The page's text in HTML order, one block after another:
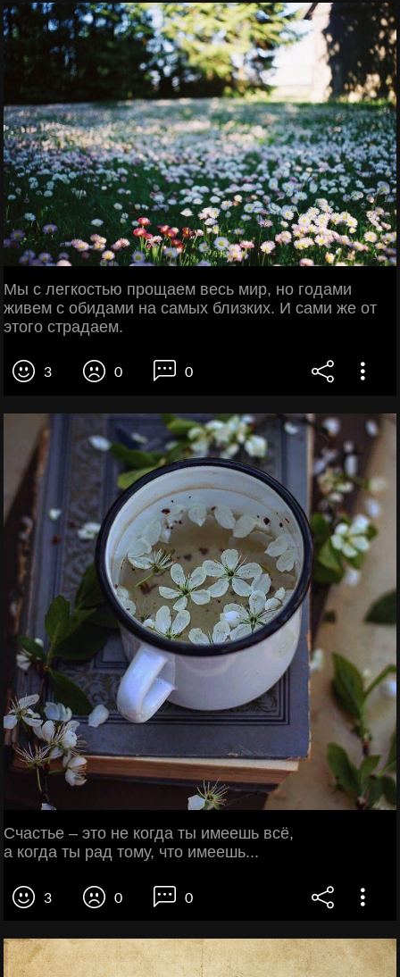
Мы с легкостью прощаем весь мир, но годами
живем с обидами на самых близких. И сами же от
этого страдаем.
3 0 0
Счастье – это не когда ты имеешь всё,
а когда ты рад тому, что имеешь...
3 0 0